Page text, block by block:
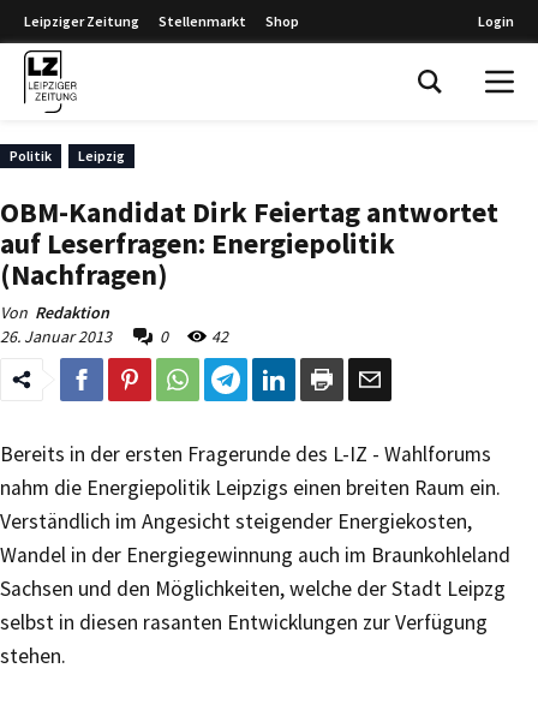
Leipziger Zeitung Stellenmarkt Shop Login
Politik Leipzig
OBM-Kandidat Dirk Feiertag antwortet
auf Leserfragen: Energiepolitik
(Nachfragen)
Von Redaktion
26. Januar 2013
0 42
Bereits in der ersten Fragerunde des L-IZ - Wahlforums
nahm die Energiepolitik Leipzigs einen breiten Raum ein.
Verständlich im Angesicht steigender Energiekosten,
Wandel in der Energiegewinnung auch im Braunkohleland
Sachsen und den Möglichkeiten, welche der Stadt Leipzg
selbst in diesen rasanten Entwicklungen zur Verfügung
stehen.